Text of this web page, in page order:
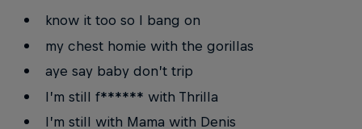
know it too so I bang on
my chest homie with the gorillas
aye say baby don’t trip
I’m still f****** with Thrilla
I’m still with Mama with Denis